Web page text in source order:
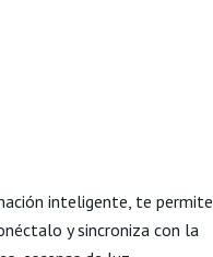
inteligente, te permite
y sincroniza con la